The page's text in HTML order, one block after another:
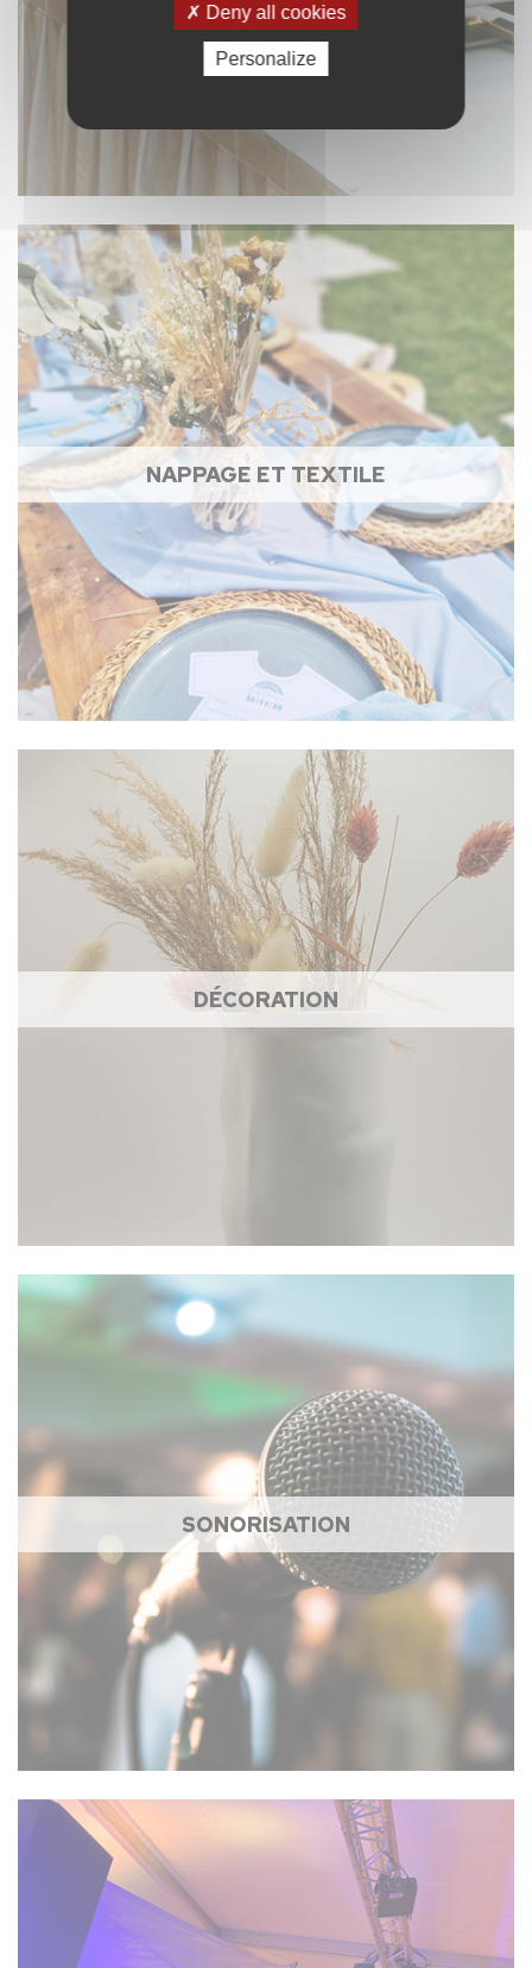
NAPPAGE ET TEXTILE
DÉCORATION
SONORISATION
Deny all cookies
Personalize